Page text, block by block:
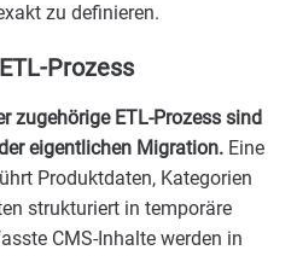
zu definieren.
Prozess
zugehörige ETL-Prozess sind
eigentlichen Migration. Eine
Produktdaten, Kategorien
strukturiert in temporäre
CMS-Inhalte werden in